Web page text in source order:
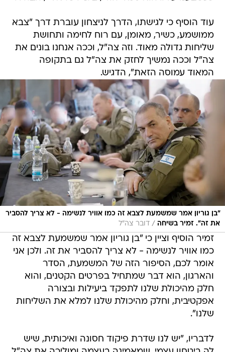
עוד הוסיף כי לגישתו, הדרך לניצחון עוברת דרך "צבא
ממושמע, כשיר, מאומן, עם רוח לחימה ותחושת
שליחות גדולה מאוד. וזה צה"ל, וככה אנחנו בונים את
צה"ל וככה נמשיך לחזק את צה"ל גם בתקופה
המאוד עמוסה הזאת", הדגיש.
"בן גוריון אמר שמשמעת לצבא זה כמו אוויר לנשימה - לא צריך להסביר
את זה". זמיר בשיחה / דובר צה"ל
זמיר הוסיף וציין כי "בן גוריון אמר שמשמעת לצבא זה
כמו אוויר לנשימה - לא צריך להסביר את זה. ולכן אני
אומר לכם, הסיפור הזה של המשמעת, הסדר
והארגון, הוא דבר שמתחיל בפרטים הקטנים, והוא
חלק מהיכולת שלנו לתפקד ביעילות ובצורה
אפקטיבית, וחלק מהיכולת שלנו למלא את השליחות
שלנו".
לדבריו, "יש לנו שדרת פיקוד חסונה ואיכותית, שיש